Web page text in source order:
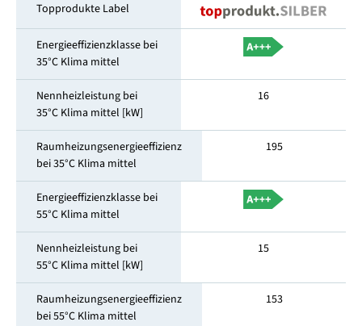
Topprodukte Label
Energieeffizienzklasse bei
35°C Klima mittel
Nennheizleistung bei
35°C Klima mittel [kW]
16
Raumheizungsenergieeffizienz
bei 35°C Klima mittel
195
Energieeffizienzklasse bei
55°C Klima mittel
Nennheizleistung bei
55°C Klima mittel [kW]
15
Raumheizungsenergieeffizienz
bei 55°C Klima mittel
153